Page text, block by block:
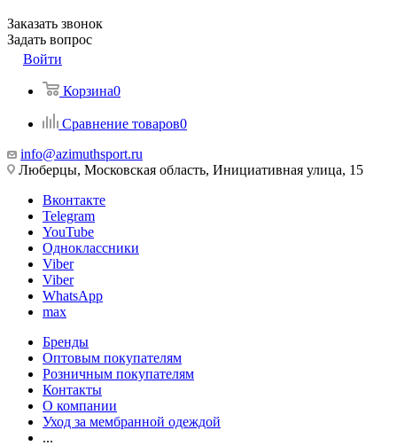
Заказать звонок
Задать вопрос
Войти
Корзина0
Сравнение товаров0
info@azimuthsport.ru
Люберцы, Московская область, Инициативная улица, 15
Вконтакте
Telegram
YouTube
Одноклассники
Viber
Viber
WhatsApp
max
Бренды
Оптовым покупателям
Розничным покупателям
Контакты
О компании
Уход за мембранной одеждой
...